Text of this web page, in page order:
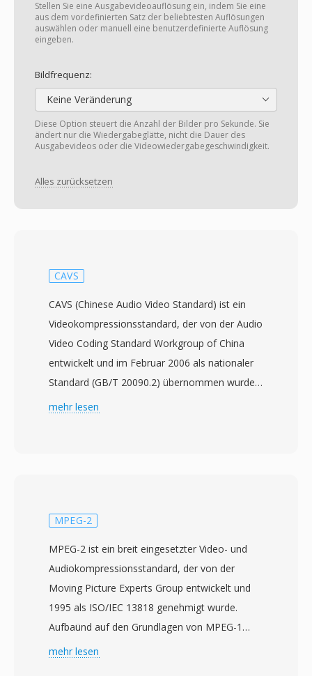
Stellen Sie eine Ausgabevideoauflösung ein, indem Sie eine
aus dem vordefinierten Satz der beliebtesten Auflösungen
auswählen oder manuell eine benutzerdefinierte Auflösung
eingeben.
Bildfrequenz:
Keine Veränderung
Diese Option steuert die Anzahl der Bilder pro Sekunde. Sie
ändert nur die Wiedergabeglätte, nicht die Dauer des
Ausgabevideos oder die Videowiedergabegeschwindigkeit.
Alles zurücksetzen
CAVS
CAVS (Chinese Audio Video Standard) ist ein
Videokompressionsstandard, der von der Audio
Video Coding Standard Workgroup of China
entwickelt und im Februar 2006 als nationaler
Standard (GB/T 20090.2) übernommen wurde.
Das Projekt begann 2002 mit dem Ziel, eine
bezeichnet, erreicht eine
H.264/AVC, nutzt jedoch ein einfacheres
Patentgerüst mit deutlich geringeren
Lizenzkosten. Der Standard unterstützt
Videoauflösungen von Standard Definition bis
High Definition und eignet sich sowohl für
terrestrisches digitales Fernsehen als auch für
mehr lesen
MPEG-2
MPEG-2 ist ein breit eingesetzter Video- und
Audiokompressionsstandard, der von der
Moving Picture Experts Group entwickelt und
1995 als ISO/IEC 13818 genehmigt wurde.
Aufbaünd auf den Grundlagen von MPEG-1
wurde MPEG-2 für höhere Bitraten und
mehr lesen